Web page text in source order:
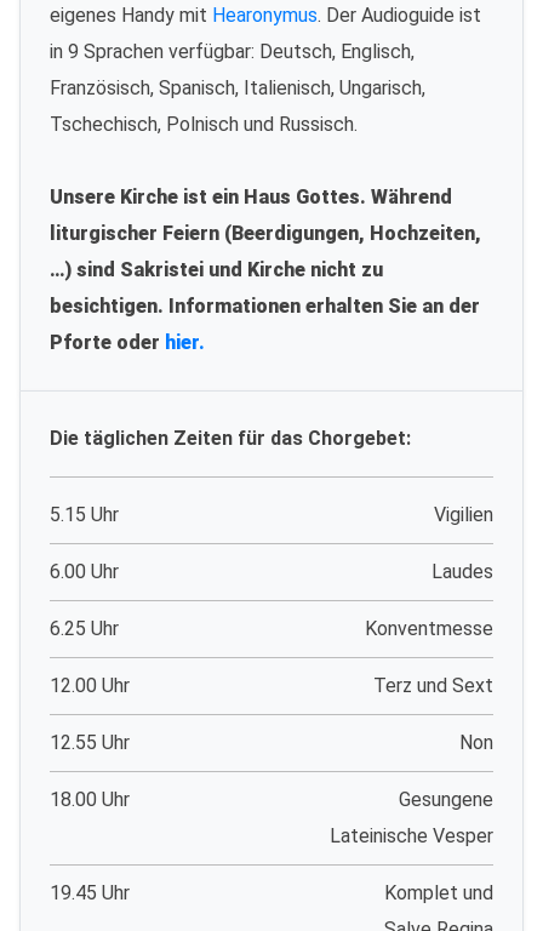
eigenes Handy mit Hearonymus. Der Audioguide ist
in 9 Sprachen verfügbar: Deutsch, Englisch,
Französisch, Spanisch, Italienisch, Ungarisch,
Tschechisch, Polnisch und Russisch.
Unsere Kirche ist ein Haus Gottes. Während
liturgischer Feiern (Beerdigungen, Hochzeiten,
…) sind Sakristei und Kirche nicht zu
besichtigen. Informationen erhalten Sie an der
Pforte oder hier.
Die täglichen Zeiten für das Chorgebet:
5.15 Uhr Vigilien
6.00 Uhr Laudes
6.25 Uhr Konventmesse
12.00 Uhr Terz und Sext
12.55 Uhr Non
18.00 Uhr
Gesungene
Lateinische Vesper
19.45 Uhr
Komplet und